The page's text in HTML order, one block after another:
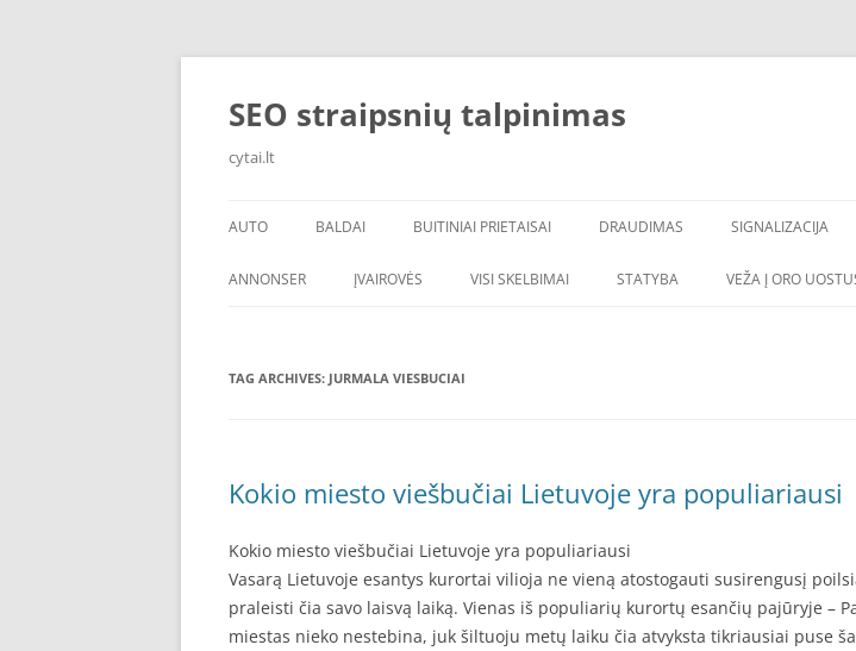
Skip
SEO straipsnių talpinimas
cytai.lt
AUTO
PADANGOS
BALDAI BUITINIAI PRIETAISAI DRAUDIMAS SIGNALIZACIJA
ANNONSER ĮVAIROVĖS VISI SKELBIMAI STATYBA VEŽA Į ORO
TAG ARCHIVES: JURMALA VIESBUCIAI
Kokio miesto viešbučiai Lietuvoje yra populiariausi
Kokio miesto viešbučiai Lietuvoje yra populiariausi
Vasarą Lietuvoje esantys kurortai vilioja ne vieną atostogauti susirengusį
praleisti čia savo laisvą laiką. Vienas iš populiarių kurortų esančių pajūryje –
miestas nieko nestebina, juk šiltuoju metų laiku čia atvyksta tikriausiai puse